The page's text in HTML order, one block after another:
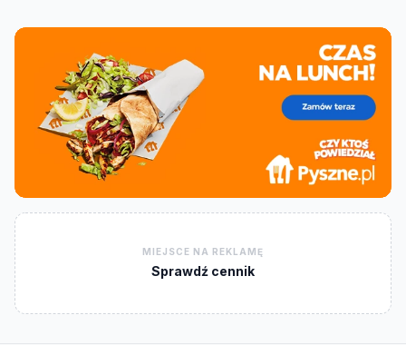
MIEJSCE NA REKLAMĘ
Sprawdź cennik